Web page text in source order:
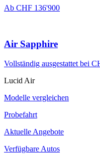
Ab CHF 136'900
Air Sapphire
Vollständig ausgestattet bei
Lucid Air
Modelle vergleichen
Probefahrt
Aktuelle Angebote
Verfügbare Autos